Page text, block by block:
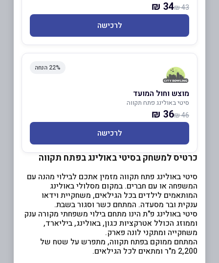
43 ₪
34 ₪
לרכישה
22% הנחה
מוצש וחול המועד
סיטי באולינג פתח תקווה
46 ₪
36 ₪
לרכישה
כרטיס למשחק בסיטי באולינג בפתח תקווה
סיטי באולינג פתח תקווה מזמין אתכם לבילוי מהנה עם
המשפחה או עם חברים. במקום מסלולי באולינג
המותאמים לילדים בכל הגילאים, משחקיית וידאו
ענקית ובר מסעדה. המתחם כשר וסגור בשבת.
סיטי באולינג פ"ת הינו מתחם בילוי משפחתי מקורה ענק
וממוזג הכולל אטרקציות כגון, באולינג, ביליארד,
משחקייה ומתקני לונה פארק.
המתחם ממוקם בפתח תקווה, מתפרש על שטח של
2,200 מ"ר ומתאים לכל הגילאים.